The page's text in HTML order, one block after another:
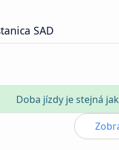
SAD
Doba jízdy je stejná